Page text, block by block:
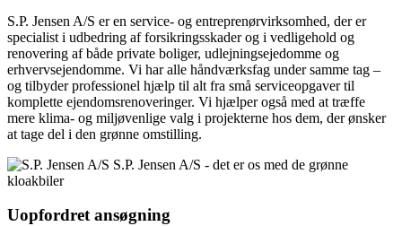
S.P. Jensen A/S er en service- og entreprenørvirksomhed, der er
specialist i udbedring af forsikringsskader og i vedligehold og
renovering af både private boliger, udlejningsejedomme og
erhvervsejendomme. Vi har alle håndværksfag under samme tag –
og tilbyder professionel hjælp til alt fra små serviceopgaver til
komplette ejendomsrenoveringer. Vi hjælper også med at træffe
mere klima- og miljøvenlige valg i projekterne hos dem, der ønsker
at tage del i den grønne omstilling.
Uopfordret ansøgning